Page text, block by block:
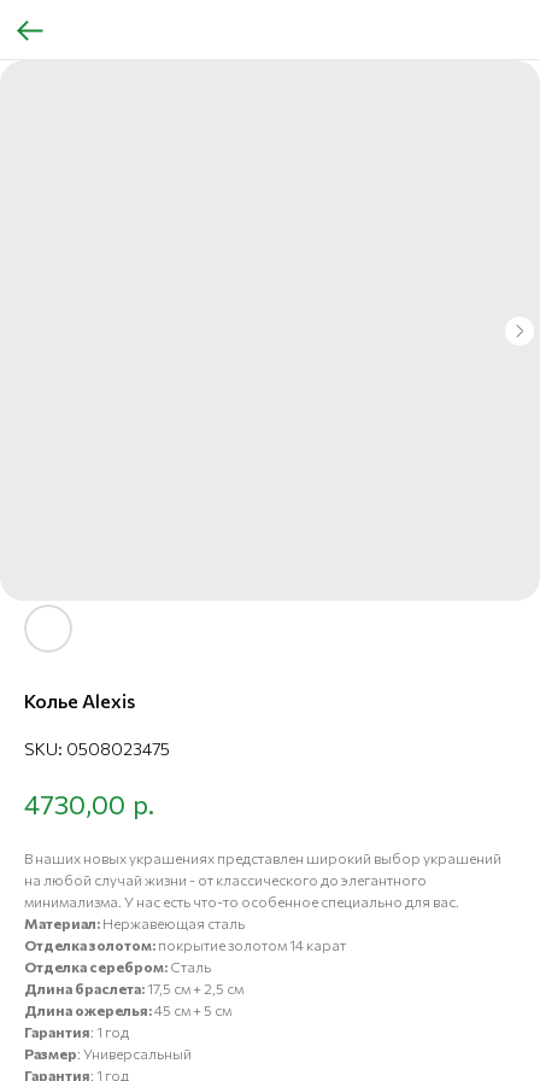
Колье Alexis
SKU: 0508023475
4730,00 р.
В наших новых украшениях представлен широкий выбор украшений
на любой случай жизни - от классического до элегантного
минимализма. У нас есть что-то особенное специально для вас.
Материал: Нержавеющая сталь
Отделка золотом: покрытие золотом 14 карат
Отделка серебром: Сталь
Длина браслета:17,5 см + 2,5 см
Длина ожерелья:45 см + 5 см
Гарантия: 1 год
Размер: Универсальный
Гарантия: 1 год